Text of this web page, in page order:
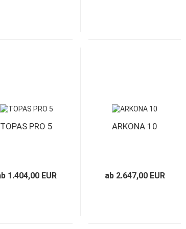
TOPAS PRO 5
1.404,00 EUR
ARKONA 10
ab 2.647,00 EUR